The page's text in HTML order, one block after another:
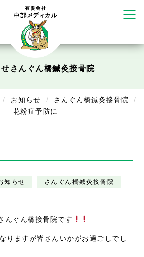
うるま店
さんぐん橋鍼灸接骨院
お知らせ
さんぐん橋鍼灸接骨院
花粉症予防に
知らせ さんぐん橋鍼灸接骨院
んぐん橋接骨院です
りますが皆さんいかがお過ごしでし